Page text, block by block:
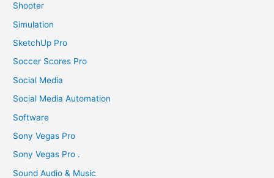
Shooter
Simulation
SketchUp Pro
Soccer Scores Pro
Social Media
Social Media Automation
Software
Sony Vegas Pro
Sony Vegas Pro .
Sound Audio & Music